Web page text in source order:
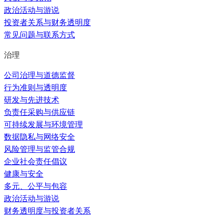
政治活动与游说
投资者关系与财务透明度
常见问题与联系方式
治理
公司治理与道德监督
行为准则与透明度
研发与先进技术
负责任采购与供应链
可持续发展与环境管理
数据隐私与网络安全
风险管理与监管合规
企业社会责任倡议
健康与安全
多元、公平与包容
政治活动与游说
财务透明度与投资者关系